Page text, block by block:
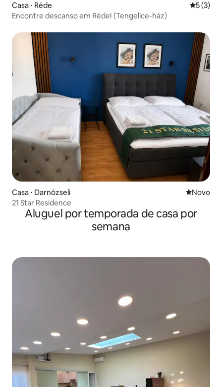
Casa ⋅ Réde 5 de
5 (3)
Encontre descanso em Réde! (Tengelice-ház)
Casa ⋅ Darnózseli Novo
Novo
21 Star Residence
Aluguel por temporada de casa por
semana